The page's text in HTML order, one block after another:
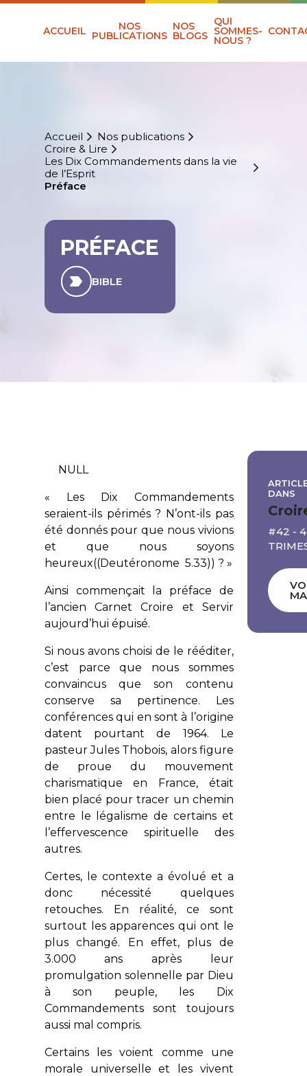
ACCUEIL NOS
PUBLICATIONS
NOS
BLOGS
QUI
SOMMES-
NOUS ?
Accueil
Nos publications
Croire & Lire
Les Dix Commandements dans la vie
de l’Esprit
Préface
PRÉFACE
BIBLE
NULL
« Les Dix Commandements
seraient-ils périmés ? N’ont-ils pas
été donnés pour que nous vivions
et que nous soyons
heureux((Deutéronome 5.33)) ? »
Ainsi commençait la préface de
l’ancienCarnet Croire et Servir
aujourd’hui épuisé.
Si nous avons choisi de le rééditer,
c’est parce que nous sommes
convaincus que son contenu
conserve sa pertinence. Les
conférences qui en sont à l’origine
datent pourtant de 1964. Le
pasteur Jules Thobois, alors figure
de proue du mouvement
charismatique en France, était
bien placé pour tracer un chemin
entre le légalisme de certains et
l’effervescence spirituelle des
autres.
Certes, le contexte a évolué et a
donc nécessité quelques
retouches. En réalité, ce sont
surtout les apparences qui ont le
plus changé. En effet, plus de
3.000 ans après leur
promulgation solennelle par Dieu
à son peuple, les Dix
Commandementssont toujours
aussi mal compris.
Certains les voient comme une
morale universelle et les vivent
DANS
#42 -